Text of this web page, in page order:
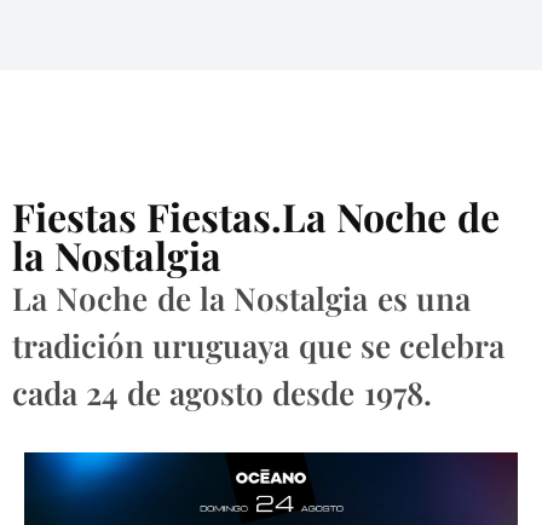
Fiestas Fiestas.La Noche de
la Nostalgia
La Noche de la Nostalgia es una
tradición uruguaya que se celebra
cada 24 de agosto desde 1978.